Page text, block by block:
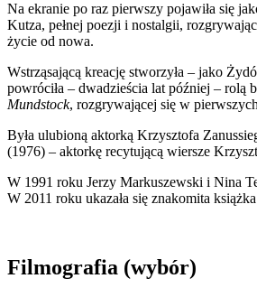
Na ekranie po raz pierwszy pojawiła się
Kutza, pełnej poezji i nostalgii,
życie od nowa.
Wstrząsającą kreację stworzyła – jako
powróciła – dwadzieścia lat później – rolą
Mundstock, rozgrywającej się w
Była ulubioną aktorką Krzysztofa
(1976) – aktorkę recytującą wiersze
W 1991 roku Jerzy Markuszewski i Nina
W 2011 roku ukazała się znakomita
Filmografia (wybór)